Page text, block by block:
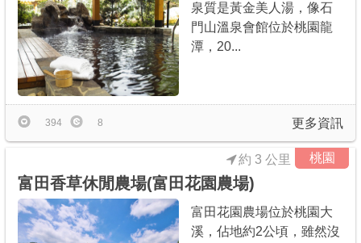
泉質是黃金美人湯，像石
門山溫泉會館位於桃園龍
潭，20...
更多資訊
394 8
桃園
約 3 公里
富田香草休閒農場(富田花園農場)
富田花園農場位於桃園大
溪，佔地約2公頃，雖然沒